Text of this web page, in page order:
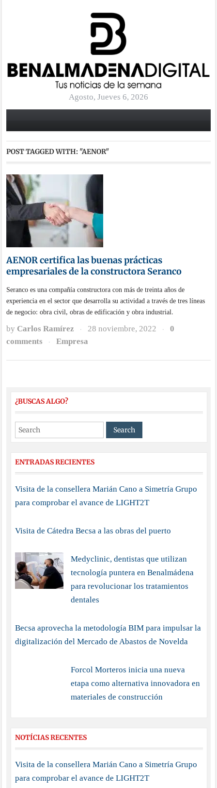
Agosto, Jueves 6, 2026
POST TAGGED WITH: "AENOR"
AENOR certifica las buenas prácticas
empresariales de la constructora Seranco
Seranco es una compañía constructora con más de treinta años de
experiencia en el sector que desarrolla su actividad a través de tres líneas
de negocio: obra civil, obras de edificación y obra industrial.
by Carlos Ramírez · 28 noviembre, 2022 ·
0
comments
· Empresa
¿BUSCAS ALGO?
ENTRADAS RECIENTES
Visita de la consellera Marián Cano a Simetría Grupo
para comprobar el avance de LIGHT2T
Visita de Cátedra Becsa a las obras del puerto
Medyclinic, dentistas que utilizan
tecnología puntera en Benalmádena
para revolucionar los tratamientos
dentales
Becsa aprovecha la metodología BIM para impulsar la
digitalización del Mercado de Abastos de Novelda
Forcol Morteros inicia una nueva
etapa como alternativa innovadora en
materiales de construcción
NOTÍCIAS RECENTES
Visita de la consellera Marián Cano a Simetría Grupo
para comprobar el avance de LIGHT2T